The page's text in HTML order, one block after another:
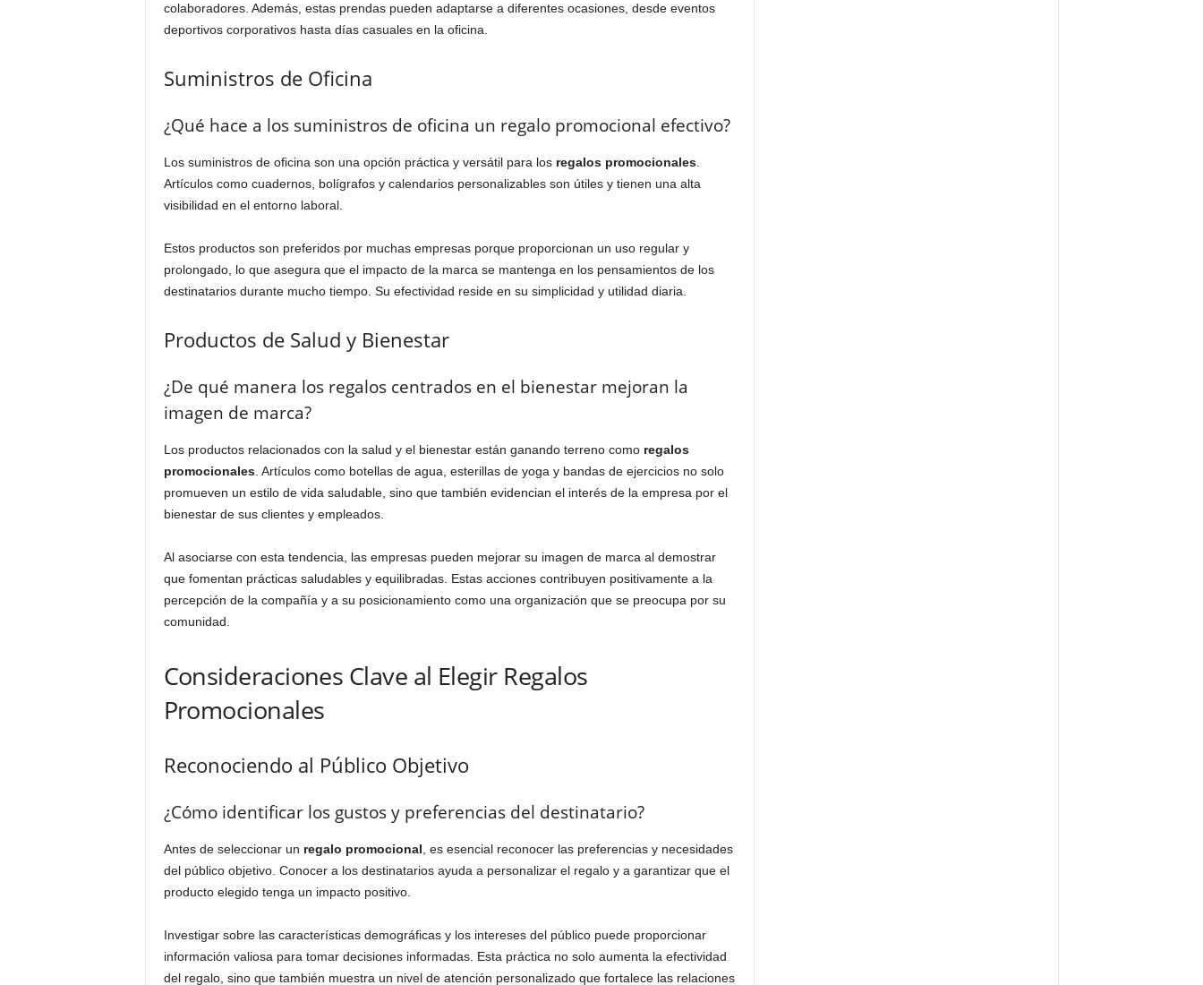
colaboradores. Además, estas prendas pueden adaptarse a diferentes ocasiones, desde eventos
deportivos corporativos hasta días casuales en la oficina.
Suministros de Oficina
¿Qué hace a los suministros de oficina un regalo promocional efectivo?
Los suministros de oficina son una opción práctica y versátil para los regalos promocionales.
Artículos como cuadernos, bolígrafos y calendarios personalizables son útiles y tienen una alta
visibilidad en el entorno laboral.
Estos productos son preferidos por muchas empresas porque proporcionan un uso regular y
prolongado, lo que asegura que el impacto de la marca se mantenga en los pensamientos de los
destinatarios durante mucho tiempo. Su efectividad reside en su simplicidad y utilidad diaria.
Productos de Salud y Bienestar
¿De qué manera los regalos centrados en el bienestar mejoran la
imagen de marca?
Los productos relacionados con la salud y el bienestar están ganando terreno como regalos
promocionales. Artículos como botellas de agua, esterillas de yoga y bandas de ejercicios no solo
promueven un estilo de vida saludable, sino que también evidencian el interés de la empresa por el
bienestar de sus clientes y empleados.
Al asociarse con esta tendencia, las empresas pueden mejorar su imagen de marca al demostrar
que fomentan prácticas saludables y equilibradas. Estas acciones contribuyen positivamente a la
percepción de la compañía y a su posicionamiento como una organización que se preocupa por su
comunidad.
Consideraciones Clave al Elegir Regalos
Promocionales
Reconociendo al Público Objetivo
¿Cómo identificar los gustos y preferencias del destinatario?
Antes de seleccionar un regalo promocional, es esencial reconocer las preferencias y necesidades
del público objetivo. Conocer a los destinatarios ayuda a personalizar el regalo y a garantizar que el
producto elegido tenga un impacto positivo.
Investigar sobre las características demográficas y los intereses del público puede proporcionar
información valiosa para tomar decisiones informadas. Esta práctica no solo aumenta la efectividad
del regalo, sino que también muestra un nivel de atención personalizado que fortalece las relaciones